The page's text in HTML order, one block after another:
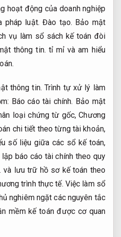
hoạt động của doanh nghiệp
pháp luật.Đào tạo. Bảo mật
vụ làm sổ sách kế toán đòi
thông tin. tỉ mỉ và am hiểu
thông tin. Trình tự xử lý làm
Báo cáo tài chính. Bảo mật
loại chứng từ gốc,Chương
chi tiết theo từng tài khoản,
số liệu giữa các sổ kế toán,
lập báo cáo tài chính theo quy
và lưu trữ hồ sơ kế toán theo
trình thực tế. Việc làm sổ
nghiêm ngặt các nguyên tắc
mềm kế toán được cơ quan